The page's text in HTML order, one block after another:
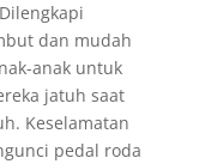
dan mudah
anak untuk
jatuh saat
Keselamatan
pedal roda